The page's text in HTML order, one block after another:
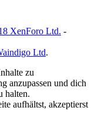
XenForo Ltd. -
Ltd.
zu
anzupassen und dich
halten.
aufhältst, akzeptierst